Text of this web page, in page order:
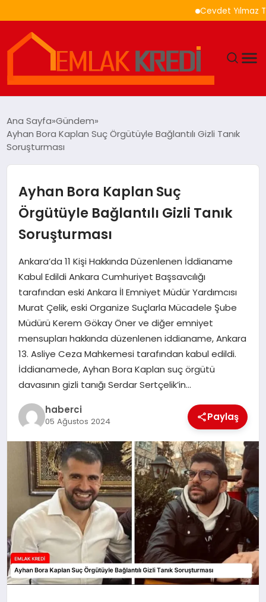
Cevdet Yılmaz
EKONOMI
EĞITIM
MAGAZIN
SAĞLIK
SIYASET
SPOR
TEKNOLOJI
YAŞAM
Ana Sayfa Gündem
Ayhan Bora Kaplan Suç Örgütüyle Bağlantılı Gizli Tanık
Soruşturması
Ayhan Bora Kaplan Suç
Örgütüyle Bağlantılı Gizli Tanık
Soruşturması
Ankara’da 11 Kişi Hakkında Düzenlenen İddianame
Kabul Edildi Ankara Cumhuriyet Başsavcılığı
tarafından eski Ankara İl Emniyet Müdür Yardımcısı
Murat Çelik, eski Organize Suçlarla Mücadele Şube
Müdürü Kerem Gökay Öner ve diğer emniyet
mensupları hakkında düzenlenen iddianame, Ankara
13. Asliye Ceza Mahkemesi tarafından kabul edildi.
İddianamede, Ayhan Bora Kaplan suç örgütü
davasının gizli tanığı Serdar Sertçelik’in…
haberci
05 Ağustos 2024 Paylaş